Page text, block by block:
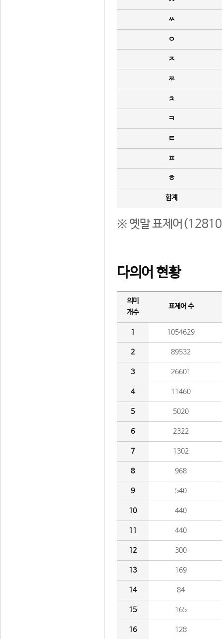
ㅆ
ㅇ
ㅈ
ㅉ
ㅊ
ㅋ
ㅌ
ㅍ
ㅎ
합계
※ 옛말 표제어(12810
다의어 현황
의미
개수
표제어 수
1 1054629
2 89532
3 26601
4 11460
5 5020
6 2322
7 1302
8 968
9 540
10 440
11 440
12 300
13 169
14 84
15 165
16 128